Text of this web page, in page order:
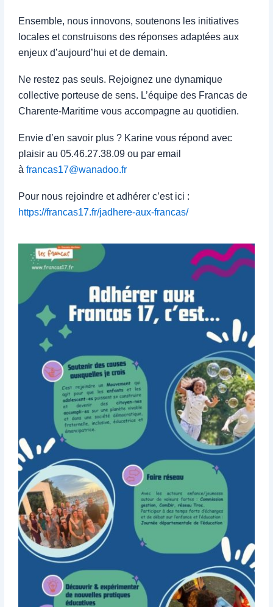
Ensemble, nous innovons, soutenons les initiatives
locales et construisons des réponses adaptées aux
enjeux d’aujourd’hui et de demain.
Ne restez pas seuls. Rejoignez une dynamique
collective porteuse de sens. L’équipe des Francas de
Charente-Maritime vous accompagne au quotidien.
Envie d’en savoir plus ? Karine vous répond avec
plaisir au 05.46.27.38.09 ou par email
à francas17@wanadoo.fr
Pour nous rejoindre et adhérer c’est ici :
https://francas17.fr/jadhere-aux-francas/